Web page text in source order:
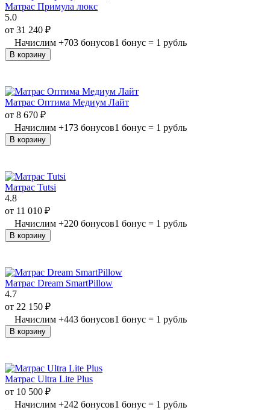
Матрас Примула люкс
5.0
от 31 240 ₽
Начислим +703 бонусов1 бонус = 1 рубль
В корзину
Матрас Оптима Медиум Лайт
от 8 670 ₽
Начислим +173 бонусов1 бонус = 1 рубль
В корзину
Матрас Tutsi
4.8
от 11 010 ₽
Начислим +220 бонусов1 бонус = 1 рубль
В корзину
Матрас Dream SmartPillow
4.7
от 22 150 ₽
Начислим +443 бонусов1 бонус = 1 рубль
В корзину
Матрас Ultra Lite Plus
от 10 500 ₽
Начислим +242 бонусов1 бонус = 1 рубль